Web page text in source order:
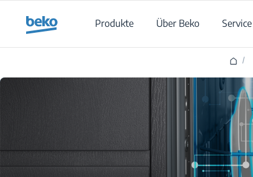
Produkte
Über Beko Service
/